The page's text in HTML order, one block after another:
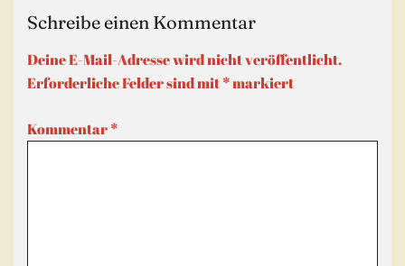
Schreibe einen Kommentar
Deine E-Mail-Adresse wird nicht veröffentlicht.
Erforderliche Felder sind mit*markiert
Kommentar*